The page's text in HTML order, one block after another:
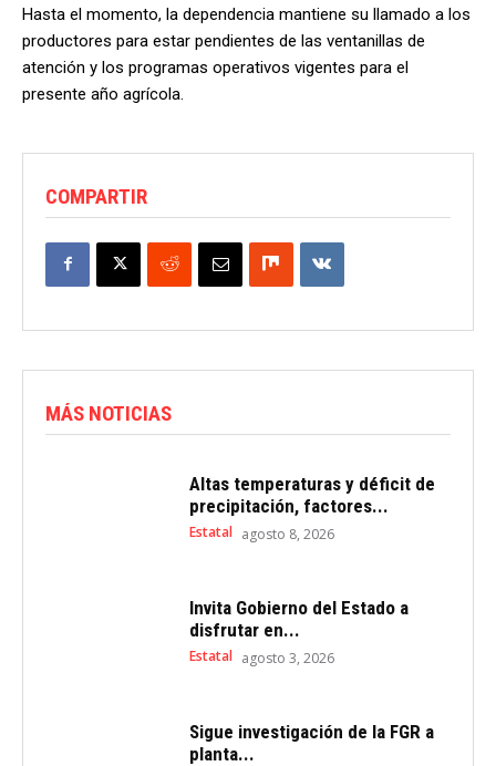
Hasta el momento, la dependencia mantiene su llamado a los
productores para estar pendientes de las ventanillas de
atención y los programas operativos vigentes para el
presente año agrícola.
COMPARTIR
MÁS NOTICIAS
Altas temperaturas y déficit de
precipitación, factores...
Estatal agosto 8, 2026
Invita Gobierno del Estado a
disfrutar en...
Estatal agosto 3, 2026
Sigue investigación de la FGR a
planta...